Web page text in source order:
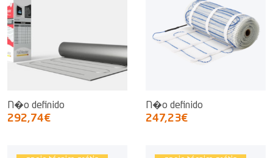
N�o definido
292,74€
N�o definido
247,23€